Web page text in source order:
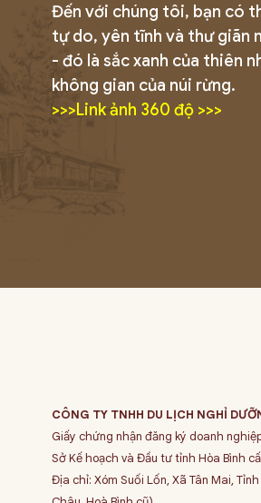
Đến với chúng tôi, bạn có
tự do, yên tĩnh và thư giãn
- đó là sắc xanh của thiên
không gian của núi rừng.
>>>Link ảnh 360 độ >>>
CÔNG TY TNHH DU LỊCH NGHỈ
Giấy chứng nhận đăng ký doanh
Sở Kế hoạch và Đầu tư tỉnh Hòa Bình
Địa chỉ: Xóm Suối Lốn, Xã Tân Mai,